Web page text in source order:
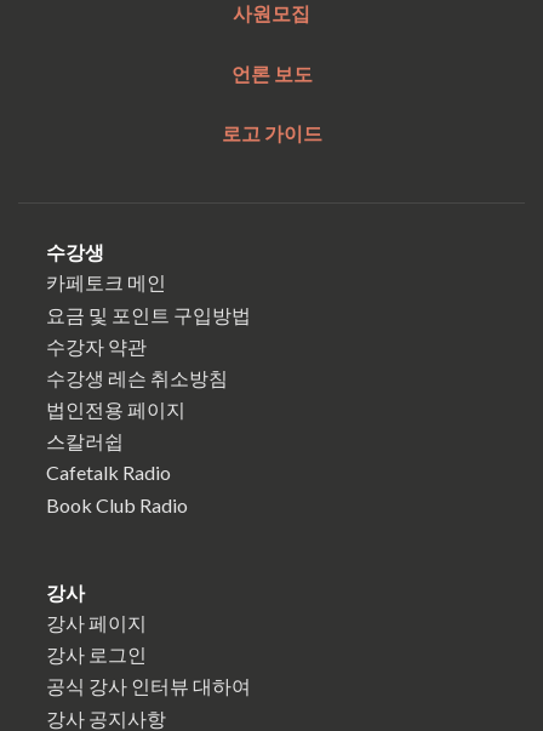
사원모집
언론 보도
로고 가이드
수강생
카페토크 메인
요금 및 포인트 구입방법
수강자 약관
수강생 레슨 취소방침
법인전용 페이지
스칼러쉽
Cafetalk Radio
Book Club Radio
강사
강사 페이지
강사 로그인
공식 강사 인터뷰 대하여
강사 공지사항